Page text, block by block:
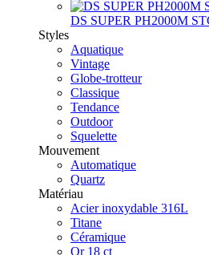
DS SUPER PH2000M
Styles
Aquatique
Vintage
Globe-trotteur
Classique
Tendance
Outdoor
Squelette
Mouvement
Automatique
Quartz
Matériau
Acier inoxydable 316L
Titane
Céramique
Or 18 ct